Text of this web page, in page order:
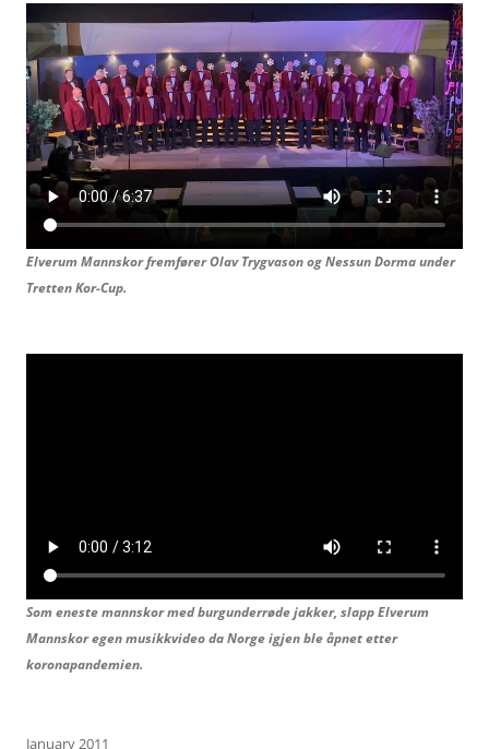
Elverum Mannskor fremfører Olav Trygvason ogNessun Dorma under
Tretten Kor-Cup.
Som eneste mannskor med burgunderrøde jakker, slapp Elverum
Mannskor egen musikkvideo da Norge igjen ble åpnet etter
koronapandemien.
January 2011